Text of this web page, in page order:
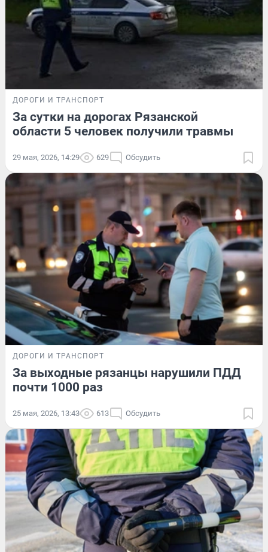
ДОРОГИ И ТРАНСПОРТ
За сутки на дорогах Рязанской
области 5 человек получили травмы
29 мая, 2026, 14:29 629 Обсудить
ДОРОГИ И ТРАНСПОРТ
За выходные рязанцы нарушили ПДД
почти 1000 раз
25 мая, 2026, 13:43 613 Обсудить